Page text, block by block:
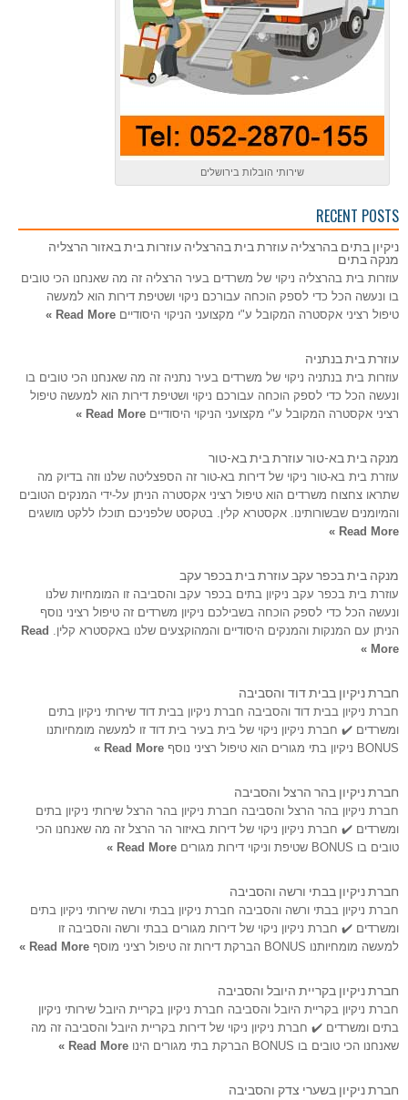
שירותי הובלות בירושלים
RECENT POSTS
ניקיון בתים בהרצליה עוזרת בית בהרצליה עוזרות בית באזור הרצליה
מנקה בתים
עוזרות בית בהרצליה ניקוי של משרדים בעיר הרצליה זה מה שאנחנו הכי טובים
בו ונעשה הכל כדי לספק הוכחה עבורכם ניקוי ושטיפת דירות הוא למעשה
טיפול רציני אקסטרה המקובל ע"י מקצועני הניקוי היסודיים Read More »
עוזרת בית בנתניה
עוזרות בית בנתניה ניקוי של משרדים בעיר נתניה זה מה שאנחנו הכי טובים בו
ונעשה הכל כדי לספק הוכחה עבורכם ניקוי ושטיפת דירות הוא למעשה טיפול
רציני אקסטרה המקובל ע"י מקצועני הניקוי היסודיים Read More »
מנקה בית בא-טור עוזרת בית בא-טור
עוזרת בית בא-טור ניקוי של דירות בא-טור זה הספצליטה שלנו וזה בדיוק מה
שתראו צחצוח משרדים הוא טיפול רציני אקסטרה הניתן על-ידי המנקים הטובים
והמיומנים שבשורותינו. אקסטרא קלין. בטקסט שלפניכם תוכלו ללקט מושגים
Read More »
מנקה בית בכפר עקב עוזרת בית בכפר עקב
עוזרת בית בכפר עקב ניקיון בתים בכפר עקב והסביבה זו המומחיות שלנו
ונעשה הכל כדי לספק הוכחה בשבילכם ניקיון משרדים זה טיפול רציני נוסף
הניתן עם המנקות והמנקים היסודיים והמהוקצעים שלנו באקסטרא קלין. Read
More »
חברת ניקיון בבית דוד והסביבה
חברת ניקיון בבית דוד והסביבה חברת ניקיון בבית דוד שירותי ניקיון בתים
ומשרדים ✔️ חברת ניקיון ניקוי של בית בעיר בית דוד זו למעשה מומחיותנו
BONUS ניקיון בתי מגורים הוא טיפול רציני נוסף
Read More »
חברת ניקיון בהר הרצל והסביבה
חברת ניקיון בהר הרצל והסביבה חברת ניקיון בהר הרצל שירותי ניקיון בתים
ומשרדים ✔️ חברת ניקיון ניקוי של דירות באיזור הר הרצל זה מה שאנחנו הכי
טובים בו BONUS שטיפת וניקוי דירות מגורים
Read More »
חברת ניקיון בבתי ורשה והסביבה
חברת ניקיון בבתי ורשה והסביבה חברת ניקיון בבתי ורשה שירותי ניקיון בתים
ומשרדים ✔️ חברת ניקיון ניקוי של דירות מגורים בבתי ורשה והסביבה זו
למעשה מומחיותנו BONUS הברקת דירות זה טיפול רציני מוסף
Read More »
חברת ניקיון בקריית היובל והסביבה
חברת ניקיון בקריית היובל והסביבה חברת ניקיון בקריית היובל שירותי ניקיון
בתים ומשרדים ✔️ חברת ניקיון ניקוי של דירות בקריית היובל והסביבה זה מה
שאנחנו הכי טובים בו BONUS הברקת בתי מגורים הינו
Read More »
חברת ניקיון בשערי צדק והסביבה